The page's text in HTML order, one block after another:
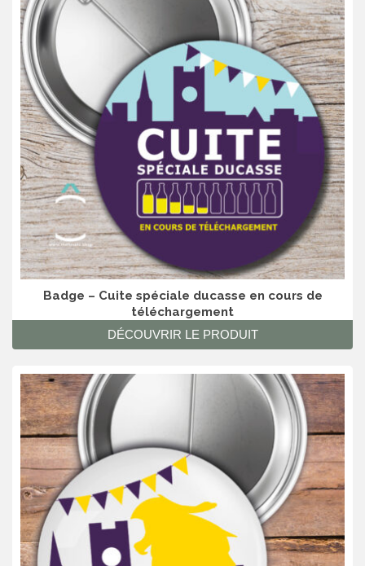
Badge – Cuite spéciale ducasse en cours de
téléchargement
DÉCOUVRIR LE PRODUIT